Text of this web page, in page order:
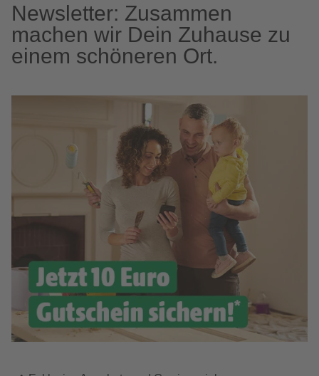
Newsletter: Zusammen
machen wir Dein Zuhause zu
einem schöneren Ort.